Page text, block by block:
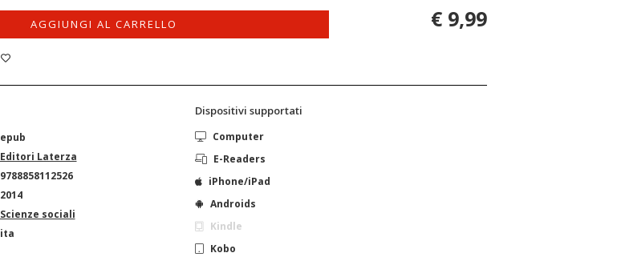
AGGIUNGI AL CARRELLO € 9,99
epub
Editori Laterza
9788858112526
2014
Scienze sociali
ita
Dispositivi supportati
Computer
E-Readers
iPhone/iPad
Androids
Kindle
Kobo